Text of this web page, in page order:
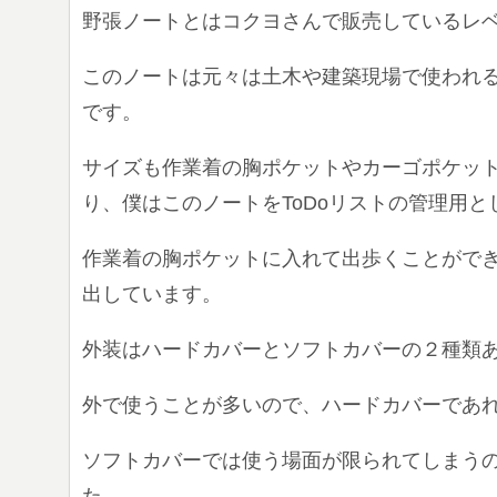
野張ノートとはコクヨさんで販売しているレ
このノートは元々は土木や建築現場で使われ
です。
サイズも作業着の胸ポケットやカーゴポケッ
り、僕はこのノートをToDoリストの管理用
作業着の胸ポケットに入れて出歩くことがで
出しています。
外装はハードカバーとソフトカバーの２種類
外で使うことが多いので、ハードカバーであ
ソフトカバーでは使う場面が限られてしまう